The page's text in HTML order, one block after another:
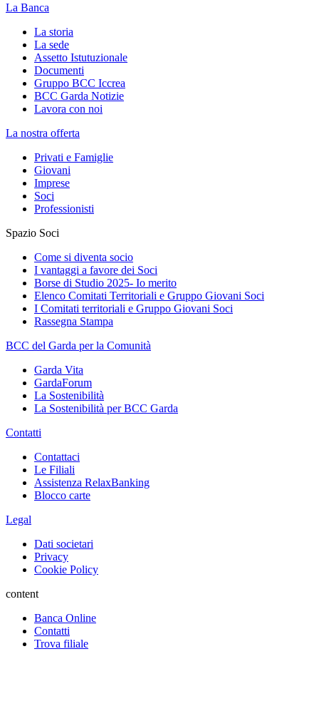
La Banca
La storia
La sede
Assetto Istutuzionale
Documenti
Gruppo BCC Iccrea
BCC Garda Notizie
Lavora con noi
La nostra offerta
Privati e Famiglie
Giovani
Imprese
Soci
Professionisti
Spazio Soci
Come si diventa socio
I vantaggi a favore dei Soci
Borse di Studio 2025- Io merito
Elenco Comitati Territoriali e Gruppo Giovani Soci
I Comitati territoriali e Gruppo Giovani Soci
Rassegna Stampa
BCC del Garda per la Comunità
Garda Vita
GardaForum
La Sostenibilità
La Sostenibilità per BCC Garda
Contatti
Contattaci
Le Filiali
Assistenza RelaxBanking
Blocco carte
Legal
Dati societari
Privacy
Cookie Policy
content
Banca Online
Contatti
Trova filiale